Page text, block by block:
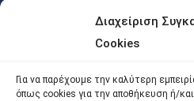
Διαχείριση
Cookies
Για να παρέχουμε την καλύτερη
όπως cookies για την αποθήκευση ή/
κάθε εργάσιμη ημέρα και ώρα
περιορισμό. Η είσοδος του κοινού
15.00. Η εξυπηρέτηση του κοινού